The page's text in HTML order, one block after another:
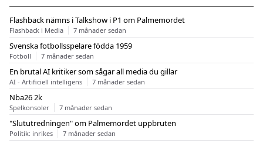
Flashback nämns i Talkshow i P1 om Palmemordet
Flashback i Media 7 månader sedan
Svenska fotbollsspelare födda 1959
Fotboll 7 månader sedan
En brutal AI kritiker som sågar all media du gillar
AI - Artificiell intelligens 7 månader sedan
Nba26 2k
Spelkonsoler 7 månader sedan
"Slututredningen" om Palmemordet uppbruten
Politik: inrikes 7 månader sedan